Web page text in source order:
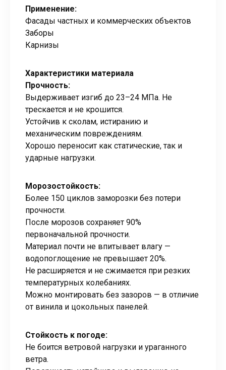
Применение:
Фасады частных и коммерческих объектов
Заборы
Карнизы
Характеристики материала
Прочность:
Выдерживает изгиб до 23–24 МПа. Не
трескается и не крошится.
Устойчив к сколам, истиранию и
механическим повреждениям.
Хорошо переносит как статические, так и
ударные нагрузки.
Морозостойкость:
Более 150 циклов заморозки без потери
прочности.
После морозов сохраняет 90%
первоначальной прочности.
Материал почти не впитывает влагу —
водопоглощение не превышает 20%.
Не расширяется и не сжимается при резких
температурных колебаниях.
Можно монтировать без зазоров — в отличие
от винила и цокольных панелей.
Стойкость к погоде:
Не боится ветровой нагрузки и ураганного
ветра.